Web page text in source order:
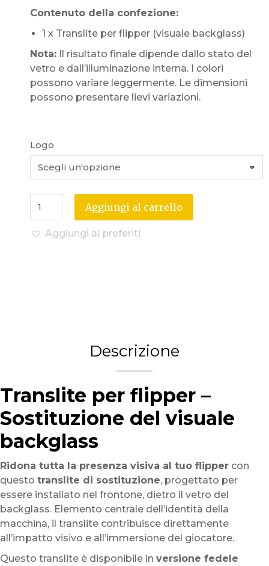
Contenuto della confezione:
1 x Translite per flipper (visuale backglass)
Nota: Il risultato finale dipende dallo stato del
vetro e dall’illuminazione interna. I colori
possono variare leggermente. Le dimensioni
possono presentare lievi variazioni.
Logo
Aggiungi al carrello
Aggiungi ai preferiti
Descrizione
Translite per flipper –
Sostituzione del visuale
backglass
Ridona tutta la presenza visiva al tuo flipper con
questo translite di sostituzione, progettato per
essere installato nel frontone, dietro il vetro del
backglass. Elemento centrale dell’identità della
macchina, il translite contribuisce direttamente
all’impatto visivo e all’immersione del giocatore.
Questo translite è disponibile in versione fedele